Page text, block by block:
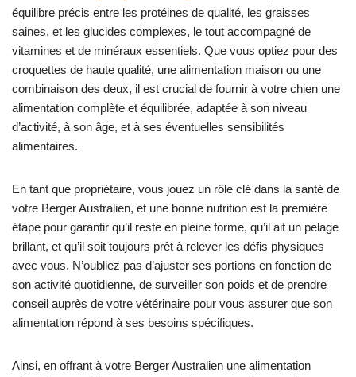
équilibre précis entre les protéines de qualité, les graisses
saines, et les glucides complexes, le tout accompagné de
vitamines et de minéraux essentiels. Que vous optiez pour des
croquettes de haute qualité, une alimentation maison ou une
combinaison des deux, il est crucial de fournir à votre chien une
alimentation complète et équilibrée, adaptée à son niveau
d’activité, à son âge, et à ses éventuelles sensibilités
alimentaires.
En tant que propriétaire, vous jouez un rôle clé dans la santé de
votre Berger Australien, et une bonne nutrition est la première
étape pour garantir qu’il reste en pleine forme, qu’il ait un pelage
brillant, et qu’il soit toujours prêt à relever les défis physiques
avec vous. N’oubliez pas d’ajuster ses portions en fonction de
son activité quotidienne, de surveiller son poids et de prendre
conseil auprès de votre vétérinaire pour vous assurer que son
alimentation répond à ses besoins spécifiques.
Ainsi, en offrant à votre Berger Australien une alimentation